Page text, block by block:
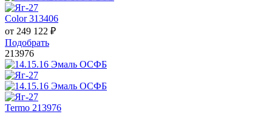
Color 313406
от 249 122 ₽
Подобрать
213976
Termo 213976